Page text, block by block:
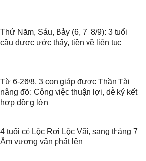
Thứ Năm, Sáu, Bảy (6, 7, 8/9): 3 tuổi
cầu được ước thấy, tiền về liên tục
Từ 6-26/8, 3 con giáp được Thần Tài
nâng đỡ: Công việc thuận lợi, dễ ký kết
hợp đồng lớn
4 tuổi có Lộc Rơi Lộc Vãi, sang tháng 7
Âm vượng vận phất lên